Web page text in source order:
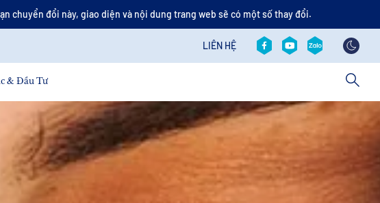
chuyển đổi này, giao diện và nội dung trang web sẽ có một số thay đổi.
Contact revamp
LIÊN HỆ Social revamp v2
& Đầu Tư